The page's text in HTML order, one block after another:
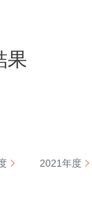
果
2021年度